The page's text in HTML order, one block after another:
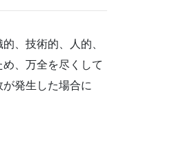
、技術的、人的、
、万全を尽くして
発生した場合に